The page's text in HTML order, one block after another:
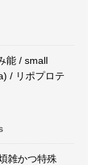
能 / small
/ リポプロテ
雑かつ特殊